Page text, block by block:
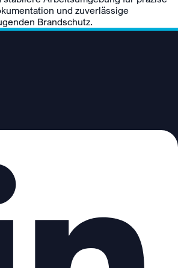
und zuverlässige
Brandschutz.